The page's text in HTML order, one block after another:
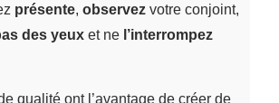
présente, observezvotre conjoint,
des yeuxet ne l’interrompez
qualité ont l’avantage de créer de